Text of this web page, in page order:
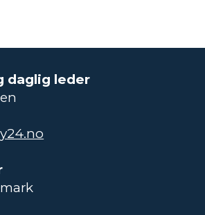
daglig leder